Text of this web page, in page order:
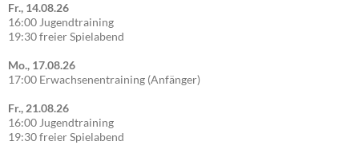
Fr., 14.08.26
16:00 Jugendtraining
19:30 freier Spielabend
Mo., 17.08.26
17:00 Erwachsenentraining (Anfänger)
Fr., 21.08.26
16:00 Jugendtraining
19:30 freier Spielabend